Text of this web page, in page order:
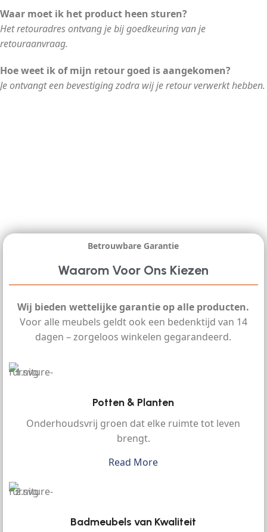
Waar moet ik het product heen sturen?
Het retouradres ontvang je bij goedkeuring van je
retouraanvraag.
Hoe weet ik of mijn retour goed is aangekomen?
Je ontvangt een bevestiging zodra wij je retour verwerkt hebben.
Betrouwbare Garantie
Waarom Voor Ons Kiezen
Wij bieden wettelijke garantie op alle producten.
Voor alle meubels geldt ook een bedenktijd van 14
dagen – zorgeloos winkelen gegarandeerd.
Potten & Planten
Onderhoudsvrij groen dat elke ruimte tot leven
brengt.
Read More
Badmeubels van Kwaliteit